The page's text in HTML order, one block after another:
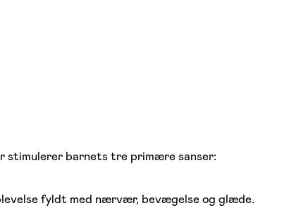
stimulerer barnets tre primære sanser:
fyldt med nærvær, bevægelse og glæde.